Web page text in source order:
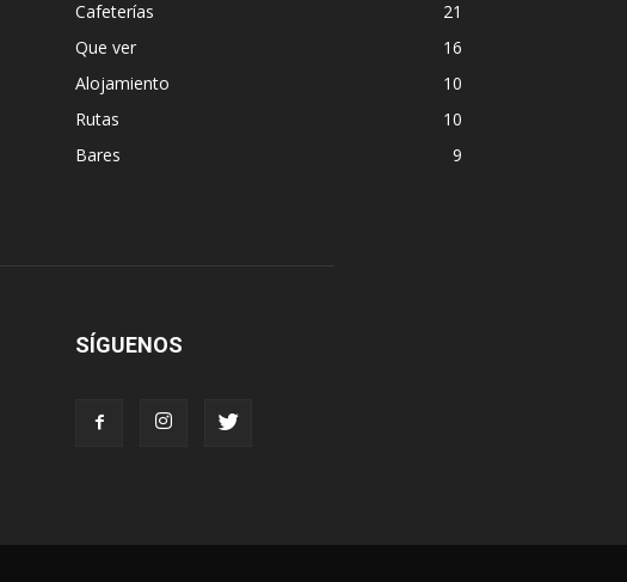
Cafeterías
21
Que ver
16
Alojamiento
10
Rutas
10
Bares
9
SÍGUENOS